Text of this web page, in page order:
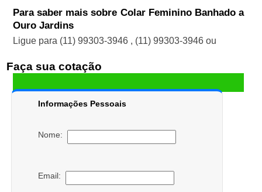
Para saber mais sobre Colar Feminino Banhado a
Ouro Jardins
Ligue para (11) 99303-3946 , (11) 99303-3946 ou
Faça sua cotação
Informações Pessoais
Nome:
Email: